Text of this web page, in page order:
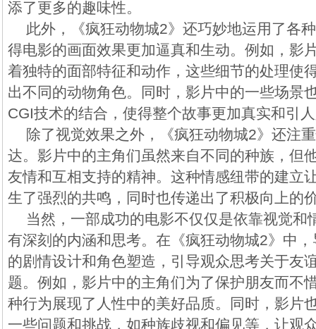
添了更多的趣味性。
此外，《疯狂动物城2》还巧妙地运用了各
得电影的画面效果更加逼真和生动。例如，影
着独特的面部特征和动作，这些细节的处理使
出不同的动物角色。同时，影片中的一些场景
CGI技术的结合，使得整个故事更加真实和引
除了视觉效果之外，《疯狂动物城2》还注
达。影片中的主角们虽然来自不同的种族，但
友情和互相支持的精神。这种情感纽带的建立
生了强烈的共鸣，同时也传递出了积极向上的
当然，一部成功的电影不仅仅是依靠视觉和
有深刻的内涵和思考。在《疯狂动物城2》中
的剧情设计和角色塑造，引导观众思考关于友
题。例如，影片中的主角们为了保护朋友而不
种行为展现了人性中的美好品质。同时，影片
一些问题和挑战，如种族歧视和偏见等，让观